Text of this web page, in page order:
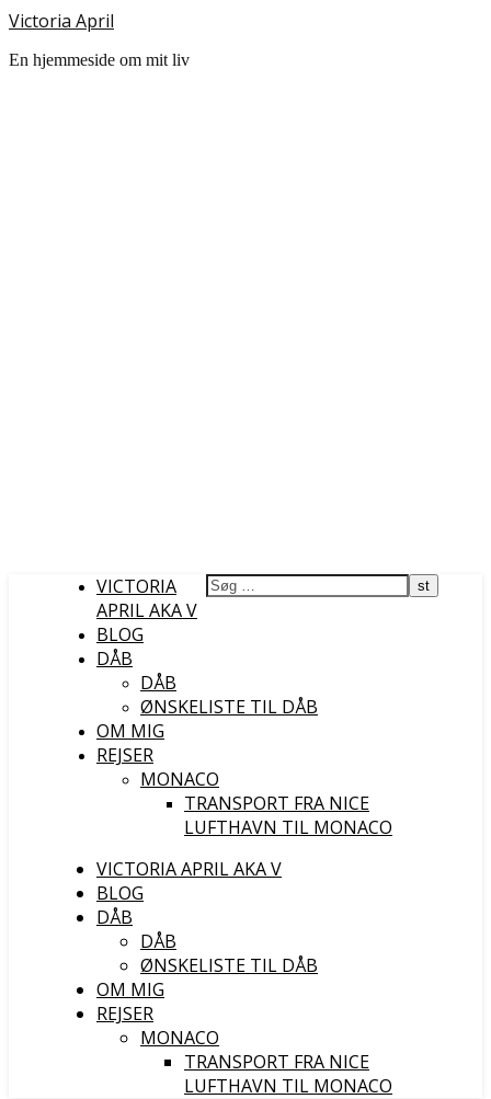
Victoria April
En hjemmeside om mit liv
VICTORIA
APRIL AKA V
BLOG
DÅB
DÅB
ØNSKELISTE TIL DÅB
OM MIG
REJSER
MONACO
TRANSPORT FRA NICE
LUFTHAVN TIL MONACO
VICTORIA APRIL AKA V
BLOG
DÅB
DÅB
ØNSKELISTE TIL DÅB
OM MIG
REJSER
MONACO
TRANSPORT FRA NICE
LUFTHAVN TIL MONACO